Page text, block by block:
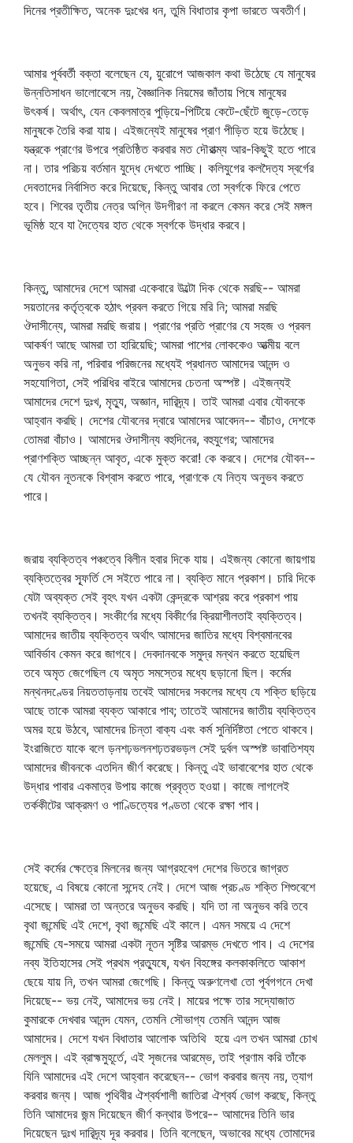
দিনের প্রতীক্ষিত, অনেক দুঃখের ধন, তুমি বিধাতার কৃপা ভারতে অবতীর্ণ।
আমার পূর্ববর্তী বক্তা বলেছেন যে, য়ুরোপে আজকাল কথা উঠেছে যে মানুষের
উন্নতিসাধন ভালোবেসে নয়, বৈজ্ঞানিক নিয়মের জাঁতায় পিষে মানুষের
উৎকর্ষ। অর্থাৎ, যেন কেবলমাত্র পুড়িয়ে-পিটিয়ে কেটে-ছেঁটে জুড়ে-তেড়ে
মানুষকে তৈরি করা যায়। এইজন্যেই মানুষের প্রাণ পীড়িত হয়ে উঠেছে।
যন্ত্রকে প্রাণের উপরে প্রতিষ্ঠিত করবার মত দৌরাত্ম্য আর-কিছুই হতে পারে
না। তার পরিচয় বর্তমান যুদ্ধে দেখতে পাচ্ছি। কলিযুগের কলদৈত্য স্বর্গের
দেবতাদের নির্বাসিত করে দিয়েছে, কিন্তু আবার তো স্বর্গকে ফিরে পেতে
হবে। শিবের তৃতীয় নেত্র অগ্নি উদগীরণ না করলে কেমন করে সেই মঙ্গল
ভূমিষ্ঠ হবে যা দৈত্যের হাত থেকে স্বর্গকে উদ্ধার করবে।
কিন্তু, আমাদের দেশে আমরা একেবারে উল্টো দিক থেকে মরছি-- আমরা
সয়তানের কর্তৃত্বকে হঠাৎ প্রবল করতে গিয়ে মরি নি; আমরা মরছি
ঔদাসীন্যে, আমরা মরছি জরায়। প্রাণের প্রতি প্রাণের যে সহজ ও প্রবল
আকর্ষণ আছে আমরা তা হারিয়েছি; আমরা পাশের লোককেও আত্মীয় বলে
অনুভব করি না, পরিবার পরিজনের মধ্যেই প্রধানত আমাদের আনন্দ ও
সহযোগিতা, সেই পরিধির বাইরে আমাদের চেতনা অস্পষ্ট। এইজন্যই
আমাদের দেশে দুঃখ, মৃত্যু, অজ্ঞান, দারিদ্র্য। তাই আমরা এবার যৌবনকে
আহ্বান করছি। দেশের যৌবনের দ্বারে আমাদের আবেদন-- বাঁচাও, দেশকে
তোমরা বাঁচাও। আমাদের ঔদাসীন্য বহুদিনের, বহুযুগের; আমাদের
প্রাণশক্তি আচ্ছন্ন আবৃত, একে মুক্ত করো! কে করবে। দেশের যৌবন--
যে যৌবন নূতনকে বিশ্বাস করতে পারে, প্রাণকে যে নিত্য অনুভব করতে
পারে।
জরায় ব্যক্তিত্ব পঞ্চত্বে বিলীন হবার দিকে যায়। এইজন্য কোনো জায়গায়
ব্যক্তিত্বের স্ফূর্তি সে সইতে পারে না। ব্যক্তি মানে প্রকাশ। চারি দিকে
যেটা অব্যক্ত সেই বৃহৎ যখন একটা কেন্দ্রকে আশ্রয় করে প্রকাশ পায়
তখনই ব্যক্তিত্ব। সংকীর্ণের মধ্যে বিকীর্ণের ক্রিয়াশীলতাই ব্যক্তিত্ব।
আমাদের জাতীয় ব্যক্তিত্ব অর্থাৎ আমাদের জাতির মধ্যে বিশ্বমানবের
আবির্ভাব কেমন করে জাগবে। দেবদানবকে সমুদ্র মন্থন করতে হয়েছিল
তবে অমৃত জেগেছিল যে অমৃত সমস্তের মধ্যে ছড়ানো ছিল। কর্মের
মন্থনদণ্ডের নিয়ততাড়নায় তবেই আমাদের সকলের মধ্যে যে শক্তি ছড়িয়ে
আছে তাকে আমরা ব্যক্ত আকারে পাব; তাতেই আমাদের জাতীয় ব্যক্তিত্ব
অমর হয়ে উঠবে, আমাদের চিন্তা বাক্য এবং কর্ম সুনির্দিষ্টতা পেতে থাকবে।
ইংরাজিতে যাকে বলে ড়নশঢ়ভলনশঢ়তরভড়ল সেই দুর্বল অস্পষ্ট ভাবাতিশয্য
আমাদের জীবনকে এতদিন জীর্ণ করেছে। কিন্তু এই ভাবাবেশের হাত থেকে
উদ্ধার পাবার একমাত্র উপায় কাজে প্রবৃত্ত হওয়া। কাজে লাগলেই
তর্ককীটের আক্রমণ ও পাণ্ডিত্যের পণ্ডতা থেকে রক্ষা পাব।
সেই কর্মের ক্ষেত্রে মিলনের জন্য আগ্রহবেগ দেশের ভিতরে জাগ্রত
হয়েছে, এ বিষয়ে কোনো সন্দেহ নেই। দেশে আজ প্রচণ্ড শক্তি শিশুবেশে
এসেছে। আমরা তা অন্তরে অনুভব করছি। যদি তা না অনুভব করি তবে
বৃথা জন্মেছি এই দেশে, বৃথা জন্মেছি এই কালে। এমন সময়ে এ দেশে
জন্মেছি যে-সময়ে আমরা একটা নূতন সৃষ্টির আরম্ভ দেখতে পাব। এ দেশের
নব্য ইতিহাসের সেই প্রথম প্রত্যুষে, যখন বিহঙ্গের কলকাকলিতে আকাশ
ছেয়ে যায় নি, তখন আমরা জেগেছি। কিন্তু অরুণলেখা তো পূর্বগগনে দেখা
দিয়েছে-- ভয় নেই, আমাদের ভয় নেই। মায়ের পক্ষে তার সদ্যোজাত
কুমারকে দেখবার আনন্দ যেমন, তেমনি সৌভাগ্য তেমনি আনন্দ আজ
আমাদের। দেশে যখন বিধাতার আলোক অতিথি হয়ে এল তখন আমরা চোখ
মেললুম। এই ব্রাহ্মমুহূর্তে, এই সৃজনের আরম্ভে, তাই প্রণাম করি তাঁকে
যিনি আমাদের এই দেশে আহ্বান করেছেন-- ভোগ করবার জন্য নয়, ত্যাগ
করবার জন্য। আজ পৃথিবীর ঐশ্বর্যশালী জাতিরা ঐশ্বর্য ভোগ করছে, কিন্তু
তিনি আমাদের জন্ম দিয়েছেন জীর্ণ কন্থার উপরে-- আমাদের তিনি ভার
দিয়েছেন দুঃখ দারিদ্র্য দূর করবার। তিনি বলেছেন, অভাবের মধ্যে তোমাদের